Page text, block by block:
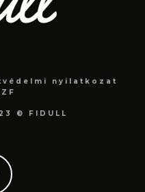
nyilatkozat
© FIDULL